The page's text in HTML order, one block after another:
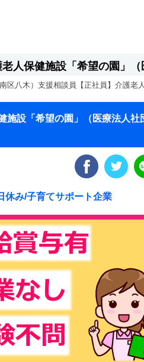
人保健施設「希望の園」（
南区八木）支援相談員【正社員】介護老
施設「希望の園」（医療法人社
休み/子育てサポート企業